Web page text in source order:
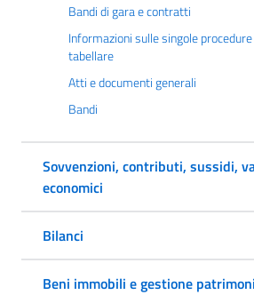
Bandi di gara e contratti
Informazioni sulle singole
tabellare
Atti e documenti generali
Bandi
Sovvenzioni, contributi, sussidi,
economici
Bilanci
Beni immobili e gestione